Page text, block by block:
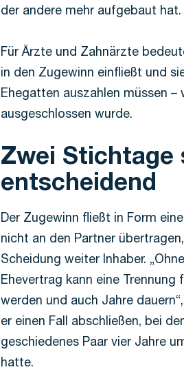
der andere mehr aufgebaut hat.
Für Ärzte und Zahnärzte
in den Zugewinn einfließt und
Ehegatten auszahlen müssen
ausgeschlossen wurde.
Zwei Stichtage
entscheidend
Der Zugewinn fließt in Form
nicht an den Partner
Scheidung weiter Inhaber.
Ehevertrag kann eine
werden und auch Jahre
er einen Fall abschließen, bei
geschiedenes Paar vier Jahre
hatte.